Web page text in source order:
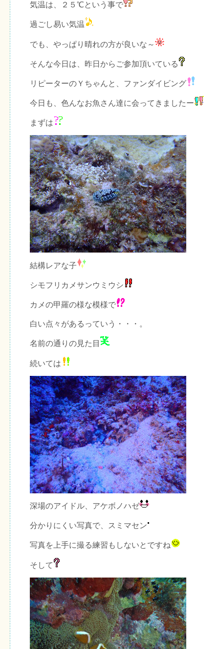
気温は、２５℃という事で
過ごし易い気温
でも、やっぱり晴れの方が良いな～
そんな今日は、昨日からご参加頂いている
リピーターのＹちゃんと、ファンダイビング
今日も、色んなお魚さん達に会ってきましたー
まずは
結構レアな子
シモフリカメサンウミウシ
カメの甲羅の様な模様で
白い点々があるっていう・・・。
名前の通りの見た目
続いては
深場のアイドル、アケボノハゼ
分かりにくい写真で、スミマセン
写真を上手に撮る練習もしないとですね
そして